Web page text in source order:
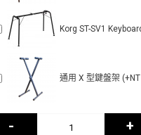
Korg ST-SV1
通用 X 型鍵盤架
- +